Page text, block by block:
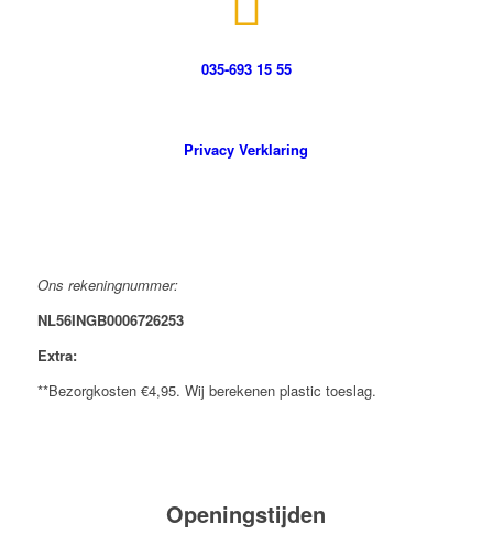
035-693 15 55
Privacy Verklaring
Ons rekeningnummer:
NL56INGB0006726253
Extra:
**Bezorgkosten €4,95. Wij berekenen plastic toeslag.
Openingstijden